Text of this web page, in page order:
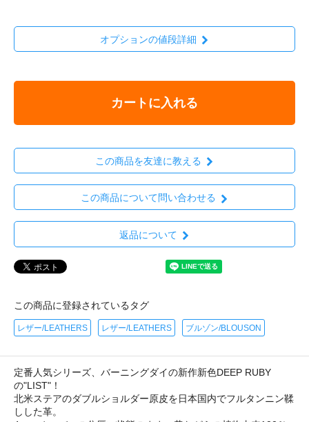
オプションの値段詳細
カートに入れる
この商品を友達に教える
この商品について問い合わせる
返品について
この商品に登録されているタグ
レザー/LEATHERS レザー/LEATHERS ブルゾン/BLOUSON
定番人気シリーズ、バーニングダイの新作新色DEEP RUBY
の"LIST"！
北米ステアのダブルショルダー原皮を日本国内でフルタンニン鞣
しした革。